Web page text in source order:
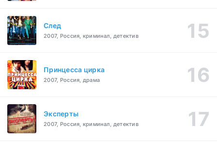
След
2007, Россия, криминал, детектив
Принцесса цирка
2007, Россия, драма
Эксперты
2007, Россия, криминал, детектив